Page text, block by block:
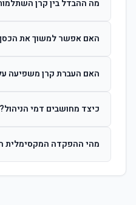
מה ההבדל בין קרן
ההשקעות. קרן מסלולית
האם אפשר למשוך את הכסף לפני
הרווחים. לאחר 6
האם העברת קרן משפיעה על
החברות. הוותק ממשיך להיספר
כיצד מחושבים דמי הניהול?
ומתן על שיעורם בעת הצטרפות.
מהי ההפקדה המקסימלית